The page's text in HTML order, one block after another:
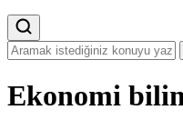
Ekonomi